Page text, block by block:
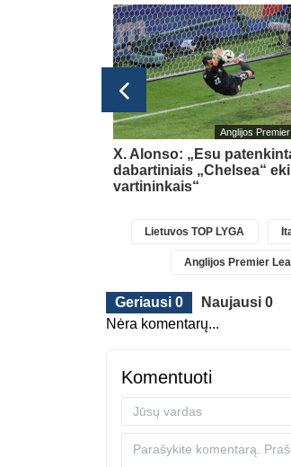
Anglijos
X. Alonso: „Esu
dabartiniais „Chelsea“
vartininkais“
Lietuvos TOP LYGA
Anglijos Premier
Geriausi 0 Naujausi 0
Nėra komentarų...
Komentuoti